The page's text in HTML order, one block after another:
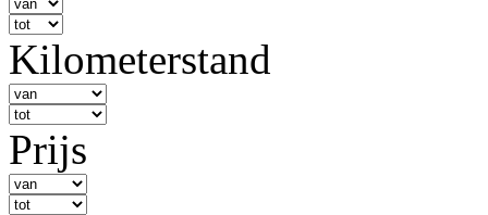
Kilometerstand
Prijs